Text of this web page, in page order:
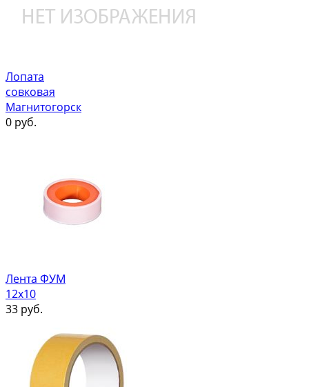
Лопата
совковая
Магнитогорск
0 руб.
Лента ФУМ
12х10
33 руб.